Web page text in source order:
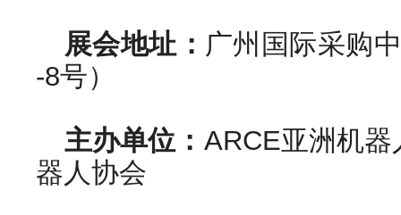
展会地址： 广州国际采购
-8号）
主办单位： ARCE亚洲机
器人协会